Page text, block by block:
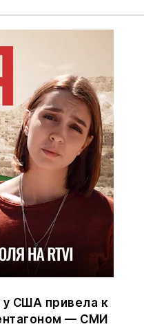
у США привела к
— СМИ